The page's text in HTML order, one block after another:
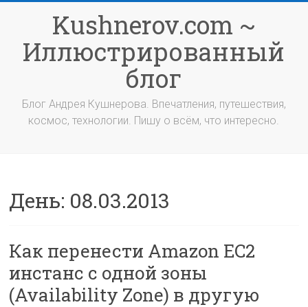
содержимомуKushnerov.com ~
Иллюстрированный
блог
Блог Андрея Кушнерова. Впечатления, путешествия,
космос, технологии. Пишу о всём, что интересно.
День: 08.03.2013
Как перенести Amazon EC2
инстанс с одной зоны
(Availability Zone) в другую